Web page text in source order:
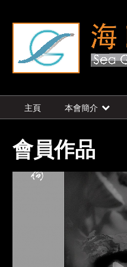
主頁 本會簡介
會員作品